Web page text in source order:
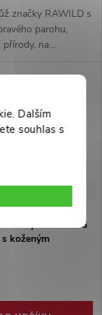
Dalším
souhlas s
značky RAWILD s
parohu,
na
pro každodenní
z překládané
oceli, na povrchu
Pouzdro z
jako součástí
připevnit na
nůž "LONG
koženým